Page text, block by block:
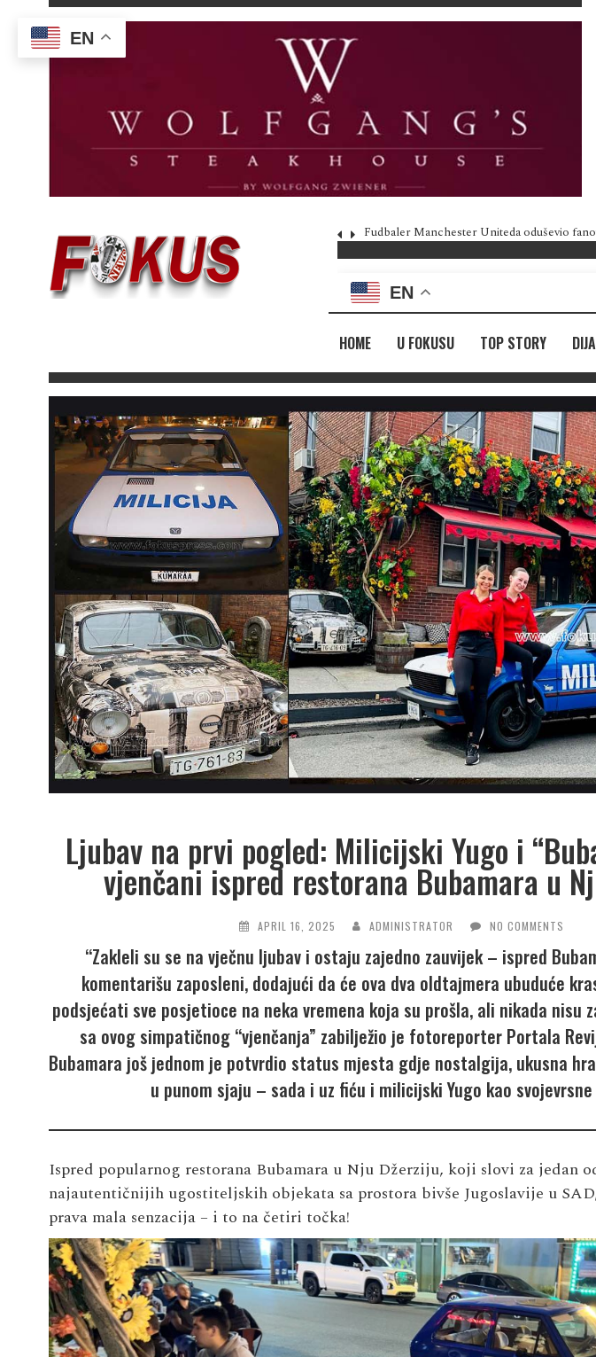
Fudbaler Manchester Uniteda oduševio
EN
HOME U FOKUSU TOP STORY
Ljubav na prvi pogled: Milicijski Yugo i
vjenčani ispred restorana Bubamara u
APRIL 16, 2025 ADMINISTRATOR NO COMMENTS
“Zakleli su se na vječnu ljubav i ostaju zajedno zauvijek – ispred
komentarišu zaposleni, dodajući da će ova dva oldtajmera ubuduće
podsjećati sve posjetioce na neka vremena koja su prošla, ali nikada nisu
sa ovog simpatičnog “vjenčanja” zabilježio je fotoreporter Portala
Bubamara još jednom je potvrdio status mjesta gdje nostalgija, ukusna
u punom sjaju – sada i uz fiću i milicijski Yugo kao
Ispred popularnog restorana Bubamara u Nju Džerziju, koji slovi za jedan
najautentičnijih ugostiteljskih objekata sa prostora bivše Jugoslavije u
prava mala senzacija – i to na četiri točka!
EN